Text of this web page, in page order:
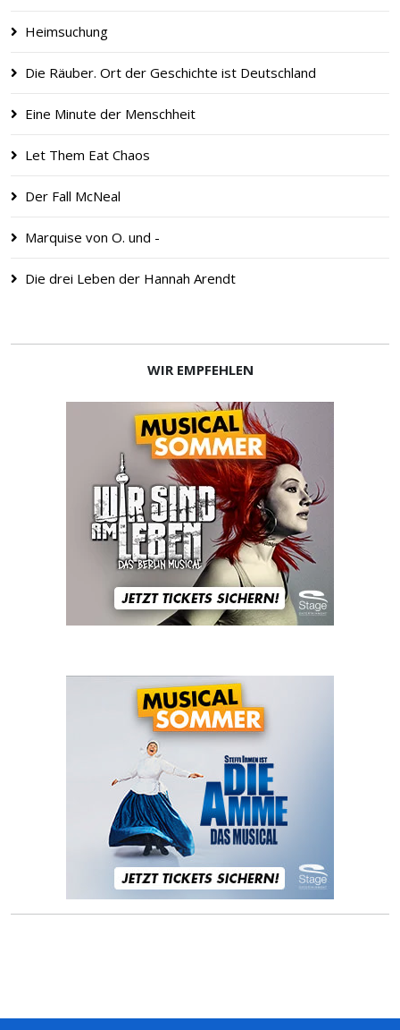
Heimsuchung
Die Räuber. Ort der Geschichte ist Deutschland
Eine Minute der Menschheit
Let Them Eat Chaos
Der Fall McNeal
Marquise von O. und -
Die drei Leben der Hannah Arendt
WIR EMPFEHLEN